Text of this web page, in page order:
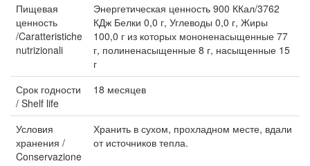
Пищевая
ценность
/Caratteristiche
nutrizionali
Энергетическая ценность 900 ККал/3762
КДж Белки 0,0 г, Углеводы 0,0 г, Жиры
100,0 г из которых мононенасыщенные 77
г, полиненасыщенные 8 г, насыщенные 15
г
Срок годности
/ Shelf life
18 месяцев
Условия
хранения /
Conservazione
Хранить в сухом, прохладном месте, вдали
от источников тепла.